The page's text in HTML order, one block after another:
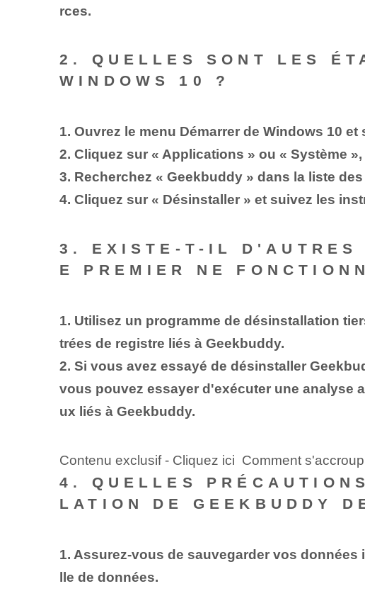
rces.
2. QUELLES SONT LES
WINDOWS 10 ?
1. Ouvrez le menu Démarrer de Windows 10
2. Cliquez sur « Applications » ou « Système
3. Recherchez « Geekbuddy » dans la liste
4. Cliquez sur « Désinstaller » et suivez les
3. EXISTE-T-IL D'AUTRES
E PREMIER NE
1. Utilisez un programme de désinstallation
trées de registre liés à Geekbuddy.
2. Si vous avez essayé de désinstaller
vous pouvez essayer d'exécuter une analyse
ux liés à Geekbuddy.
Contenu exclusif - Cliquez ici Comment
4. QUELLES
LATION DE GEEKBUDDY
1. Assurez-vous de sauvegarder vos
lle de données.